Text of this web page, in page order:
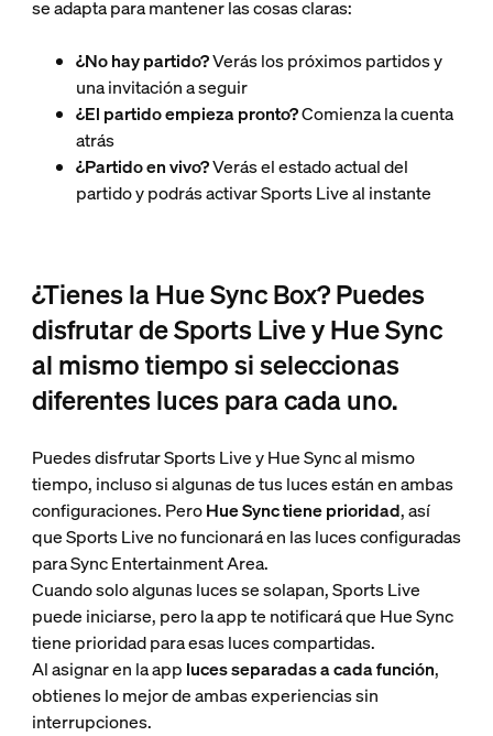
se adapta para mantener las cosas claras:
¿No hay partido?Verás los próximos partidos y
una invitación a seguir
¿El partido empieza pronto?Comienza la cuenta
atrás
¿Partido en vivo?Verás el estado actual del
partido y podrás activar Sports Live al instante
¿Tienes la Hue Sync Box? Puedes
disfrutar de Sports Live y Hue Sync
al mismo tiempo si seleccionas
diferentes luces para cada uno.
Puedes disfrutar Sports Live y Hue Sync al mismo
tiempo, incluso si algunas de tus luces están en ambas
configuraciones. PeroHue Sync tiene prioridad, así
que Sports Live no funcionará en las luces configuradas
para Sync Entertainment Area.
Cuando solo algunas luces se solapan, Sports Live
puede iniciarse, pero la app te notificará que Hue Sync
tiene prioridad para esas luces compartidas.
Al asignar en la app luces separadas a cada función,
obtienes lo mejor de ambas experiencias sin
interrupciones.